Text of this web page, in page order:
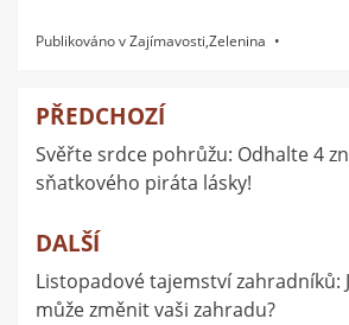
Publikováno vZajímavosti,Zelenina
Navigace
pro
příspěvek
PŘEDCHOZÍ
Svěřte srdce pohrůžu: Odhalte 4
sňatkového piráta lásky!
DALŠÍ
Listopadové tajemství zahradníků:
může změnit vaši zahradu?